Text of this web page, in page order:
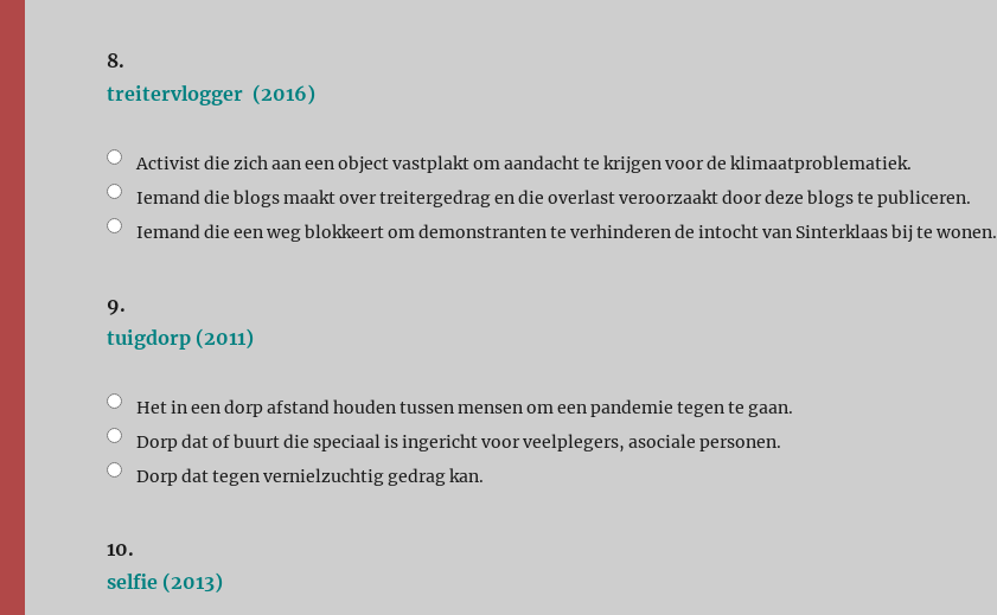
8.
treitervlogger (2016)
Activist die zich aan een object vastplakt om aandacht te krijgen voor de klimaatproblematiek.
Iemand die blogs maakt over treitergedrag en die overlast veroorzaakt door deze blogs te publiceren.
Iemand die een weg blokkeert om demonstranten te verhinderen de intocht van Sinterklaas bij te wonen.
9.
tuigdorp (2011)
Het in een dorp afstand houden tussen mensen om een pandemie tegen te gaan.
Dorp dat of buurt die speciaal is ingericht voor veelplegers, asociale personen.
Dorp dat tegen vernielzuchtig gedrag kan.
10.
selfie (2013)